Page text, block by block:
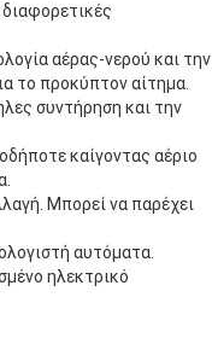
αέρας-νερού και την
το προκύπτον αίτημα.
συντήρηση και την
καίγοντας αέριο
Μπορεί να παρέχει
αυτόματα.
ηλεκτρικό